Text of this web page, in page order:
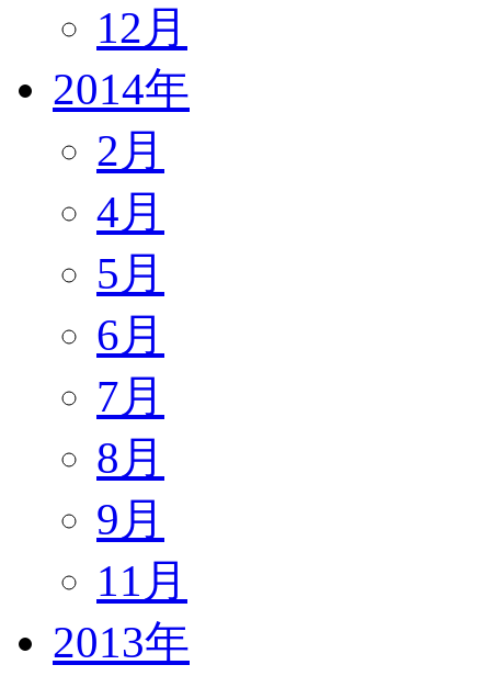
12月
2014年
2月
4月
5月
6月
7月
8月
9月
11月
2013年